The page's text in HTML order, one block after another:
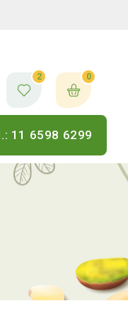
2 0
11 6598 6299